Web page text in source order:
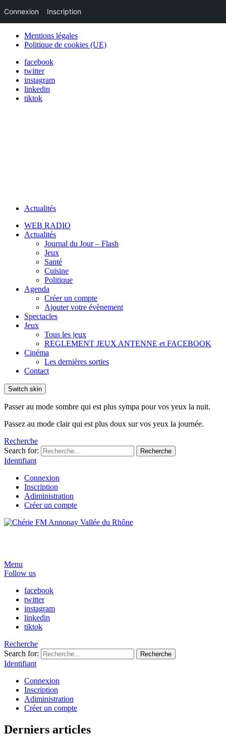
Mentions légales
Politique de cookies (UE)
facebook
twitter
instagram
linkedin
tiktok
Actualités
WEB RADIO
Actualités
Journal du Jour – Flash
Jeux
Santé
Cuisine
Politique
Agenda
Créer un compte
Ajouter votre évènement
Spectacles
Jeux
Tous les jeux
REGLEMENT JEUX ANTENNE et FACEBOOK
Cinéma
Les dernières sorties
Contact
Switch skin
Passer au mode sombre qui est plus sympa pour vos yeux la nuit.
Passez au mode clair qui est plus doux sur vos yeux la journée.
Recherche
Search for:
Recherche
Identifiant
Connexion
Inscription
Adiministration
Créer un compte
Menu
Follow us
facebook
twitter
instagram
linkedin
tiktok
Recherche
Search for:
Recherche
Identifiant
Connexion
Inscription
Adiministration
Créer un compte
Derniers articles
Connexion Inscription